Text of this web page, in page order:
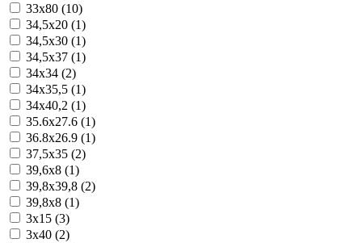
33x80 (10)
34,5x20 (1)
34,5x30 (1)
34,5x37 (1)
34x34 (2)
34x35,5 (1)
34x40,2 (1)
35.6x27.6 (1)
36.8x26.9 (1)
37,5x35 (2)
39,6x8 (1)
39,8x39,8 (2)
39,8x8 (1)
3x15 (3)
3x40 (2)